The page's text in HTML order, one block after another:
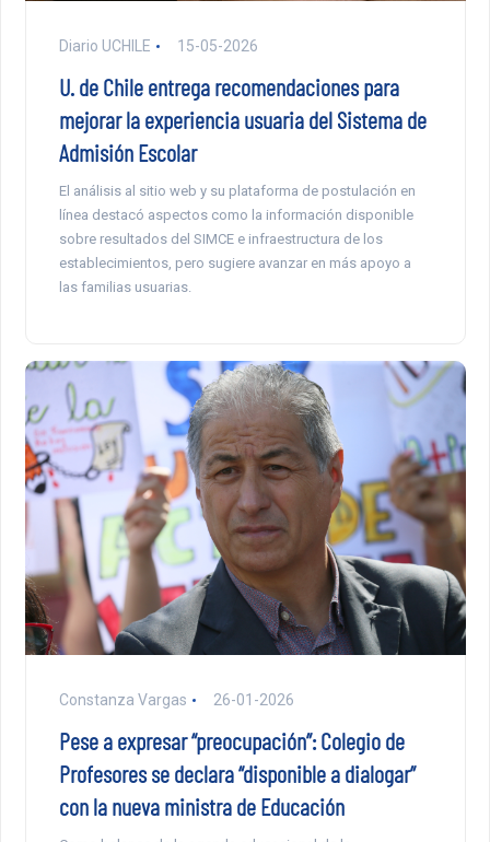
Diario UCHILE 15-05-2026
U. de Chile entrega recomendaciones para
mejorar la experiencia usuaria del Sistema de
Admisión Escolar
El análisis al sitio web y su plataforma de postulación en
línea destacó aspectos como la información disponible
sobre resultados del SIMCE e infraestructura de los
establecimientos, pero sugiere avanzar en más apoyo a
las familias usuarias.
Constanza Vargas 26-01-2026
Pese a expresar “preocupación”: Colegio de
Profesores se declara “disponible a dialogar”
con la nueva ministra de Educación